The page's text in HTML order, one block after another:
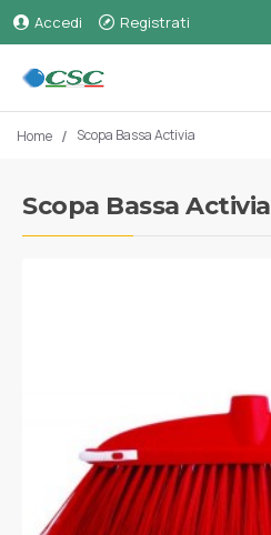
Accedi Registrati
Home Scopa Bassa Activia
Scopa Bassa Activia